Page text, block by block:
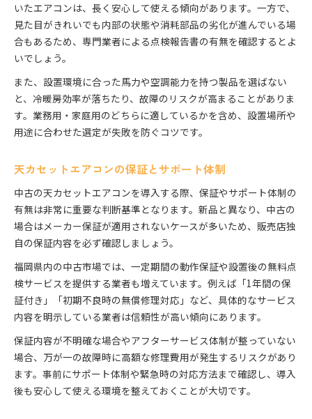
いたエアコンは、長く安心して使える傾向があります。一方で、
見た目がきれいでも内部の状態や消耗部品の劣化が進んでいる場
合もあるため、専門業者による点検報告書の有無を確認するとよ
いでしょう。
また、設置環境に合った馬力や空調能力を持つ製品を選ばない
と、冷暖房効率が落ちたり、故障のリスクが高まることがありま
す。業務用・家庭用のどちらに適しているかを含め、設置場所や
用途に合わせた選定が失敗を防ぐコツです。
天カセットエアコンの保証とサポート体制
中古の天カセットエアコンを導入する際、保証やサポート体制の
有無は非常に重要な判断基準となります。新品と異なり、中古の
場合はメーカー保証が適用されないケースが多いため、販売店独
自の保証内容を必ず確認しましょう。
福岡県内の中古市場では、一定期間の動作保証や設置後の無料点
検サービスを提供する業者も増えています。例えば「1年間の保
証付き」「初期不良時の無償修理対応」など、具体的なサービス
内容を明示している業者は信頼性が高い傾向にあります。
保証内容が不明確な場合やアフターサービス体制が整っていない
場合、万が一の故障時に高額な修理費用が発生するリスクがあり
ます。事前にサポート体制や緊急時の対応方法まで確認し、導入
後も安心して使える環境を整えておくことが大切です。